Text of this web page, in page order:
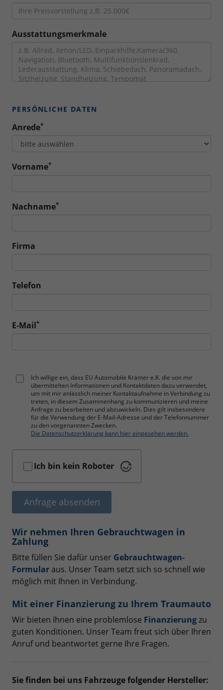
Ausstattungsmerkmale
PERSÖNLICHE DATEN
Anrede*
Vorname*
Nachname*
Firma
Telefon
E-Mail*
Ich willige ein, dass EU Automobile Krämer e.K. die von mir
übermittelten Informationen und Kontaktdaten dazu verwendet,
um mit mir anlässlich meiner Kontaktaufnahme in Verbindung zu
treten, in diesem Zusammenhang zu kommunizieren und meine
Anfrage zu bearbeiten und abzuwickeln. Dies gilt insbesondere
für die Verwendung der E-Mail-Adresse und der Telefonnummer
zu den vorgenannten Zwecken.
Die Datenschutzerklärung kann hier eingesehen werden.
Ich bin kein Roboter
Anfrage absenden
Wir nehmen Ihren Gebrauchtwagen in
Zahlung
Bitte füllen Sie dafür unser Gebrauchtwagen-
Formular aus. Unser Team setzt sich so schnell wie
möglich mit Ihnen in Verbindung.
Mit einer Finanzierung zu Ihrem Traumauto
Wir bieten Ihnen eine problemlose Finanzierungzu
guten Konditionen. Unser Team freut sich über Ihren
Anruf und beantwortet gerne Ihre Fragen.
Sie finden bei uns Fahrzeuge folgender Hersteller: